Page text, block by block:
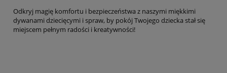
Odkryj magię komfortu i bezpieczeństwa z naszymi miękkimi
dywanami dziecięcymi i spraw, by pokój Twojego dziecka stał się
miejscem pełnym radości i kreatywności!